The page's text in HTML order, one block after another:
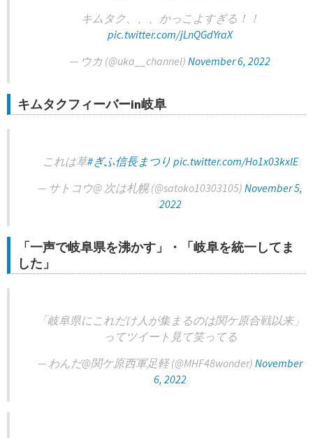
キムタク、、、かっこよすぎる！！
pic.twitter.com/jLnQGdYraX
— ウカ (@uka__channel) November 6, 2022
キムタクフィーバーin岐阜
これは草#ぎふ信長まつり pic.twitter.com/Ho1x03kxlE
— サトコウ@ 次は札幌 (@satoko10303105) November 5,
2022
「一声で岐阜県を沸かす」・「岐阜を統一してま
した」
「岐阜県にこれだけ人が集まるのは関ケ原合戦以来」
ってツイート見て笑ってる
— わんだ@関ケ原西軍足軽 (@MHF48wonder) November
6, 2022